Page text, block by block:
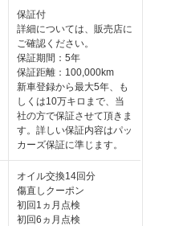
保証付
詳細については、販売店に
ご確認ください。
保証期間：5年
保証距離：100,000km
新車登録から最大5年、も
しくは10万キロまで、当
社の方で保証させて頂きま
す。詳しい保証内容はパッ
カーズ保証に準じます。
オイル交換14回分
傷直しクーポン
初回1ヵ月点検
初回6ヵ月点検